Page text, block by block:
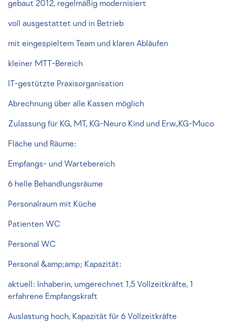
gebaut 2012, regelmäßig modernisiert
voll ausgestattet und in Betrieb
mit eingespieltem Team und klaren Abläufen
kleiner MTT-Bereich
IT-gestützte Praxisorganisation
Abrechnung über alle Kassen möglich
Zulassung für KG, MT, KG-Neuro Kind und Erw.,KG-Muco
Fläche und Räume:
Empfangs- und Wartebereich
6 helle Behandlungsräume
Personalraum mit Küche
Patienten WC
Personal WC
Personal &amp;amp; Kapazität:
aktuell: Inhaberin, umgerechnet 1,5 Vollzeitkräfte, 1
erfahrene Empfangskraft
Auslastung hoch, Kapazität für 6 Vollzeitkräfte